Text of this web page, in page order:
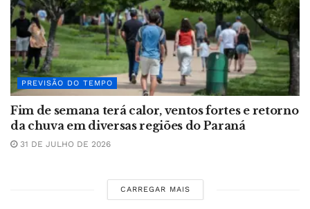
PREVISÃO DO TEMPO
Fim de semana terá calor, ventos fortes e retorno
da chuva em diversas regiões do Paraná
31 DE JULHO DE 2026
CARREGAR MAIS